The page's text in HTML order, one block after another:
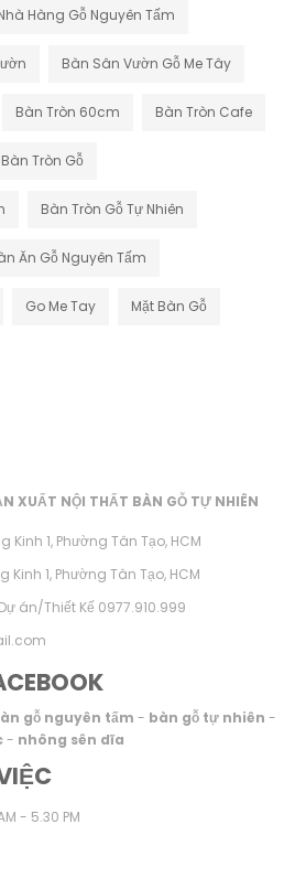
Hàng Gỗ Nguyên Tấm
Bàn Sân Vườn Gỗ Me Tây
Bàn Tròn 60cm Bàn Tròn Cafe
Bàn Tròn Gỗ
Bàn Tròn Gỗ Tự Nhiên
Ăn Gỗ Nguyên Tấm
Go Me Tay Mặt Bàn Gỗ
XUẤT NỘI THẤT BÀN GỖ TỰ NHIÊN
Kinh 1, Phường Tân Tạo, HCM
Kinh 1, Phường Tân Tạo, HCM
án/Thiết Kế 0977.910.999
gỗ nguyên tấm - bàn gỗ tự nhiên -
- nhông sên dĩa
- 5.30 PM